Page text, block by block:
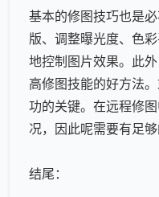
基本的修图技巧也是
版、调整曝光度、色
地控制图片效果。此
高修图技能的好方法
功的关键。在远程修
况，因此呢需要有足够
结尾：